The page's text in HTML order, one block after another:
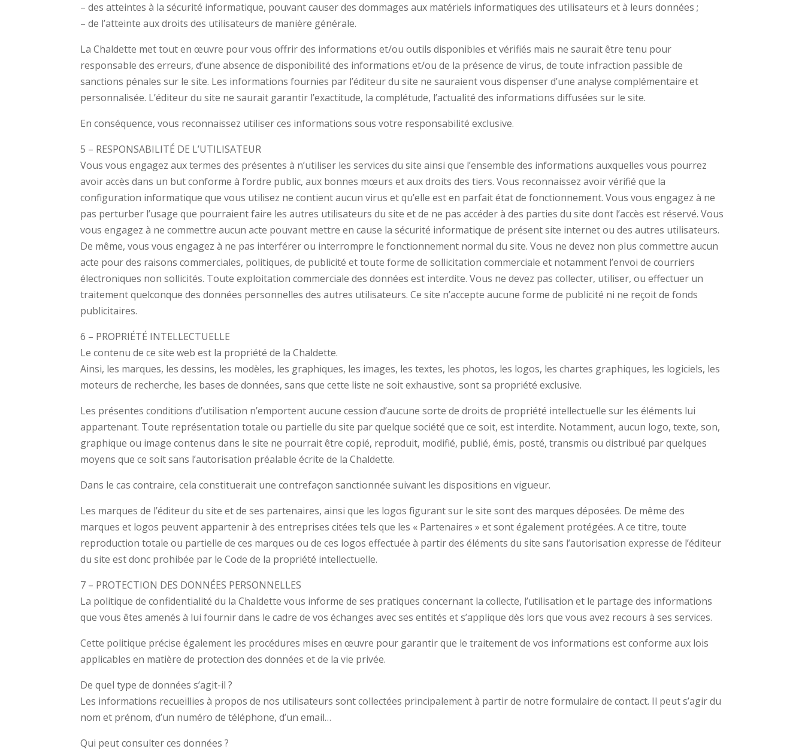
– des atteintes à la sécurité informatique, pouvant causer des dommages aux matériels informatiques des utilisateurs et à leurs données ;
– de l’atteinte aux droits des utilisateurs de manière générale.
La Chaldette met tout en œuvre pour vous offrir des informations et/ou outils disponibles et vérifiés mais ne saurait être tenu pour
responsable des erreurs, d’une absence de disponibilité des informations et/ou de la présence de virus, de toute infraction passible de
sanctions pénales sur le site. Les informations fournies par l’éditeur du site ne sauraient vous dispenser d’une analyse complémentaire et
personnalisée. L’éditeur du site ne saurait garantir l’exactitude, la complétude, l’actualité des informations diffusées sur le site.
En conséquence, vous reconnaissez utiliser ces informations sous votre responsabilité exclusive.
5 – RESPONSABILITÉ DE L’UTILISATEUR
Vous vous engagez aux termes des présentes à n’utiliser les services du site ainsi que l’ensemble des informations auxquelles vous pourrez
avoir accès dans un but conforme à l’ordre public, aux bonnes mœurs et aux droits des tiers. Vous reconnaissez avoir vérifié que la
configuration informatique que vous utilisez ne contient aucun virus et qu’elle est en parfait état de fonctionnement. Vous vous engagez à ne
pas perturber l’usage que pourraient faire les autres utilisateurs du site et de ne pas accéder à des parties du site dont l’accès est réservé. Vous
vous engagez à ne commettre aucun acte pouvant mettre en cause la sécurité informatique de présent site internet ou des autres utilisateurs.
De même, vous vous engagez à ne pas interférer ou interrompre le fonctionnement normal du site. Vous ne devez non plus commettre aucun
acte pour des raisons commerciales, politiques, de publicité et toute forme de sollicitation commerciale et notamment l’envoi de courriers
électroniques non sollicités. Toute exploitation commerciale des données est interdite. Vous ne devez pas collecter, utiliser, ou effectuer un
traitement quelconque des données personnelles des autres utilisateurs. Ce site n’accepte aucune forme de publicité ni ne reçoit de fonds
publicitaires.
6 – PROPRIÉTÉ INTELLECTUELLE
Le contenu de ce site web est la propriété de la Chaldette.
Ainsi, les marques, les dessins, les modèles, les graphiques, les images, les textes, les photos, les logos, les chartes graphiques, les logiciels, les
moteurs de recherche, les bases de données, sans que cette liste ne soit exhaustive, sont sa propriété exclusive.
Les présentes conditions d’utilisation n’emportent aucune cession d’aucune sorte de droits de propriété intellectuelle sur les éléments lui
appartenant. Toute représentation totale ou partielle du site par quelque société que ce soit, est interdite. Notamment, aucun logo, texte, son,
graphique ou image contenus dans le site ne pourrait être copié, reproduit, modifié, publié, émis, posté, transmis ou distribué par quelques
moyens que ce soit sans l’autorisation préalable écrite de la Chaldette.
Dans le cas contraire, cela constituerait une contrefaçon sanctionnée suivant les dispositions en vigueur.
Les marques de l’éditeur du site et de ses partenaires, ainsi que les logos figurant sur le site sont des marques déposées. De même des
marques et logos peuvent appartenir à des entreprises citées tels que les « Partenaires » et sont également protégées. A ce titre, toute
reproduction totale ou partielle de ces marques ou de ces logos effectuée à partir des éléments du site sans l’autorisation expresse de l’éditeur
du site est donc prohibée par le Code de la propriété intellectuelle.
7 – PROTECTION DES DONNÉES PERSONNELLES
La politique de confidentialité du la Chaldette vous informe de ses pratiques concernant la collecte, l’utilisation et le partage des informations
que vous êtes amenés à lui fournir dans le cadre de vos échanges avec ses entités et s’applique dès lors que vous avez recours à ses services.
Cette politique précise également les procédures mises en œuvre pour garantir que le traitement de vos informations est conforme aux lois
applicables en matière de protection des données et de la vie privée.
De quel type de données s’agit-il ?
Les informations recueillies à propos de nos utilisateurs sont collectées principalement à partir de notre formulaire de contact. Il peut s’agir du
nom et prénom, d’un numéro de téléphone, d’un email…
Qui peut consulter ces données ?